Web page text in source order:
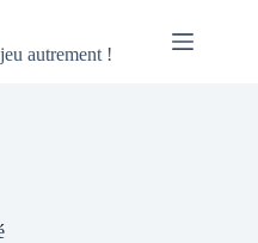
autrement !